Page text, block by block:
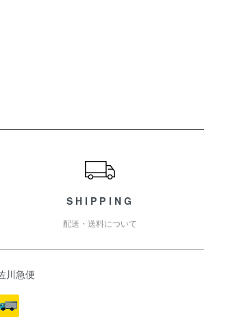
SHIPPING
配送・送料について
川急便